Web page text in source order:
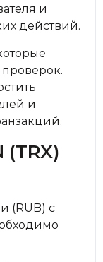
и
действий.
и
(TRX)
(RUB) с